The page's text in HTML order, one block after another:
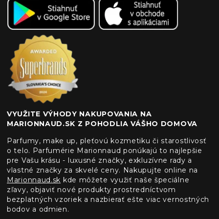
VYUŽITE VÝHODY NAKUPOVANIA NA
MARIONNAUD.SK Z POHODLIA VÁŠHO DOMOVA
Parfumy, make up, pleťovú kozmetiku či starostlivosť
o telo. Parfumérie Marionnaud ponúkajú to najlepšie
pre Vašu krásu - luxusné značky, exkluzívne rady a
vlastné značky za skvelé ceny. Nakupujte online na
Marionnaud.sk kde môžete využiť naše špeciálne
zľavy, objaviť nové produkty prostredníctvom
bezplatných vzoriek a nazbierať ešte viac vernostných
bodov a odmien.